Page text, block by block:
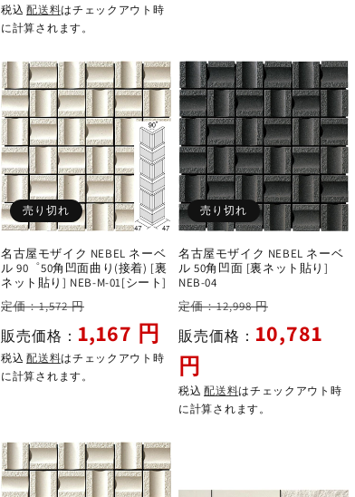
格
税込配送料はチェックアウト時
に計算されます。
売り切れ
名古屋モザイク NEBEL ネーベ
ル 90゜50角凹面曲り(接着) [裏
ネット貼り] NEB-M-01[シート]
通
常
価
格
定価：1,572 円
ー
ル
販売価格： 1,167 円
税込配送料はチェックアウト時
に計算されます。
売り切れ
名古屋モザイク NEBEL ネーベ
ル 50角凹面 [裏ネット貼り]
NEB-04
通
常
価
格
定価：12,998 円
ー
ル
格
販売価格： 10,781
円
税込配送料はチェックアウト時
に計算されます。